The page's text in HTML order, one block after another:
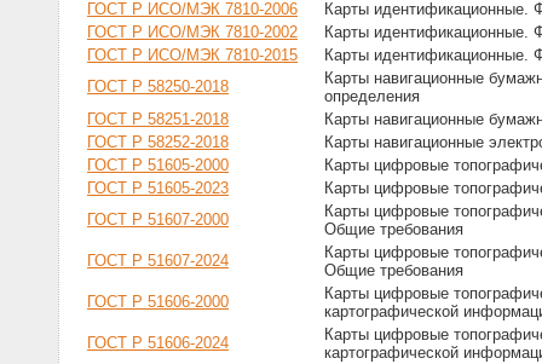
ГОСТ Р ИСО/МЭК 7810-2006
Карты идентификационные.
ГОСТ Р ИСО/МЭК 7810-2002
Карты идентификационные.
ГОСТ Р ИСО/МЭК 7810-2015
Карты идентификационные.
ГОСТ Р 58250-2018
Карты навигационные
определения
ГОСТ Р 58251-2018
Карты навигационные
ГОСТ Р 58252-2018
Карты навигационные
ГОСТ Р 51605-2000
Карты цифровые
ГОСТ Р 51605-2023
Карты цифровые
ГОСТ Р 51607-2000
Карты цифровые
Общие требования
ГОСТ Р 51607-2024
Карты цифровые
Общие требования
ГОСТ Р 51606-2000
Карты цифровые
картографической
ГОСТ Р 51606-2024
Карты цифровые
картографической